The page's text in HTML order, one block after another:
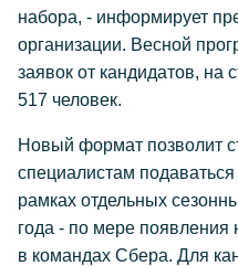
набора, - информирует
организации. Весной
заявок от кандидатов, на
517 человек.
Новый формат позволит
специалистам
рамках отдельных
года - по мере
в командах Сбера. Для